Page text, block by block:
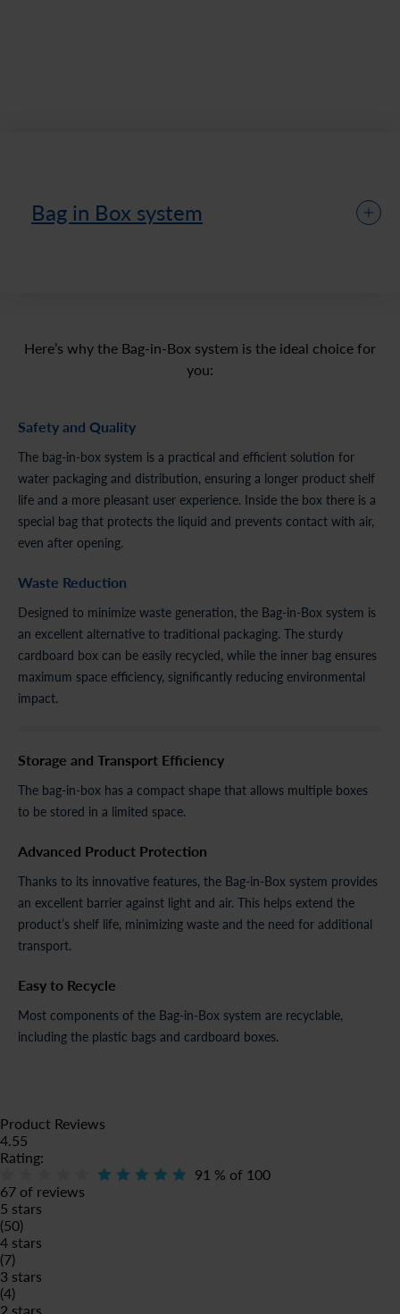
Bag in Box system
Here’s why the Bag-in-Box system is the ideal choice for
you:
Safety and Quality
The bag-in-box system is a practical and efficient solution for
water packaging and distribution, ensuring a longer product shelf
life and a more pleasant user experience. Inside the box there is a
special bag that protects the liquid and prevents contact with air,
even after opening.
Waste Reduction
Designed to minimize waste generation, the Bag-in-Box system is
an excellent alternative to traditional packaging. The sturdy
cardboard box can be easily recycled, while the inner bag ensures
maximum space efficiency, significantly reducing environmental
impact.
Storage and Transport Efficiency
The bag-in-box has a compact shape that allows multiple boxes
to be stored in a limited space.
Advanced Product Protection
Thanks to its innovative features, the Bag-in-Box system provides
an excellent barrier against light and air. This helps extend the
product’s shelf life, minimizing waste and the need for additional
transport.
Easy to Recycle
Most components of the Bag-in-Box system are recyclable,
including the plastic bags and cardboard boxes.
Product Reviews
4.55
Rating:
91 % of 100
67 of reviews
5 stars
(50)
4 stars
(7)
3 stars
(4)
2 stars